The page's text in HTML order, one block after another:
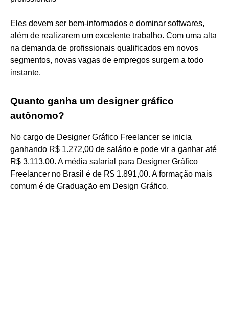
Eles devem ser bem-informados e dominar softwares,
além de realizarem um excelente trabalho. Com uma alta
na demanda de profissionais qualificados em novos
segmentos, novas vagas de empregos surgem a todo
instante.
Quanto ganha um designer gráfico
autônomo?
No cargo de Designer Gráfico Freelancer se inicia
ganhando R$ 1.272,00 de salário e pode vir a ganhar até
R$ 3.113,00. A média salarial para Designer Gráfico
Freelancer no Brasil é de R$ 1.891,00. A formação mais
comum é de Graduação em Design Gráfico.